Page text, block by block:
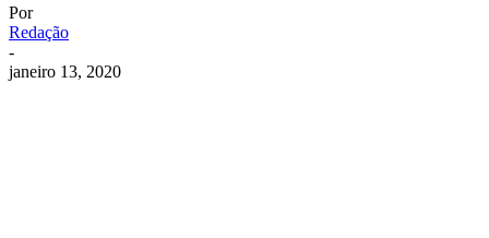
Por
Redação
-
janeiro 13, 2020